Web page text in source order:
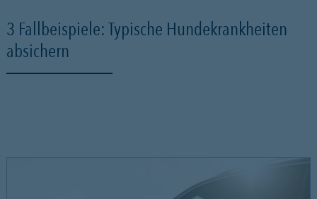
3 Fallbeispiele: Typische Hundekrankheiten
absichern